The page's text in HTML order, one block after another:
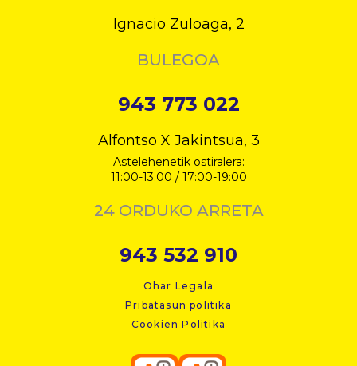
Ignacio Zuloaga, 2
BULEGOA
943 773 022
Alfontso X Jakintsua, 3
Astelehenetik ostiralera:
11:00-13:00 / 17:00-19:00
24 ORDUKO ARRETA
943 532 910
Ohar Legala
Pribatasun politika
Cookien Politika